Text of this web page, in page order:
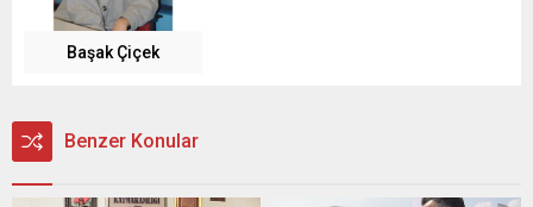
Başak Çiçek
Benzer Konular